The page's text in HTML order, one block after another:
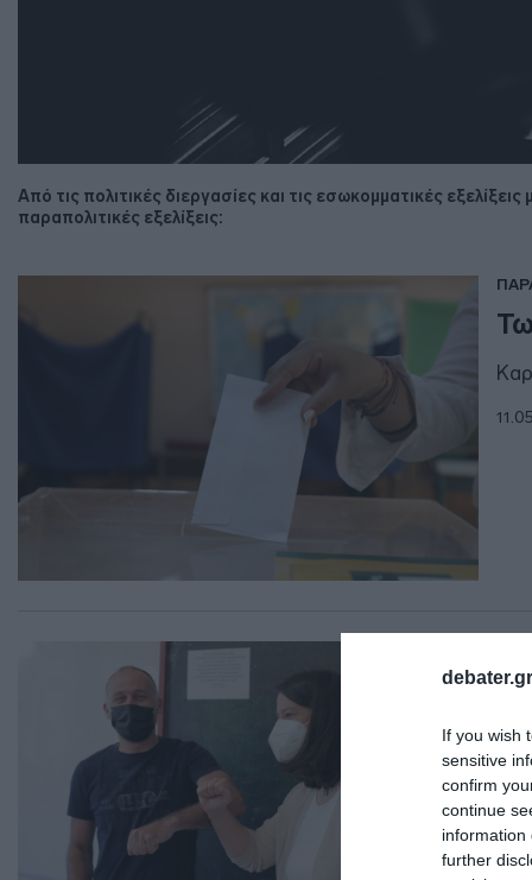
If you wish
sensitive
confirm
continue
information
further
Από τις πολιτικές διεργασίες και τις εσωκομματικές
παραπολιτικές εξελίξεις:
H